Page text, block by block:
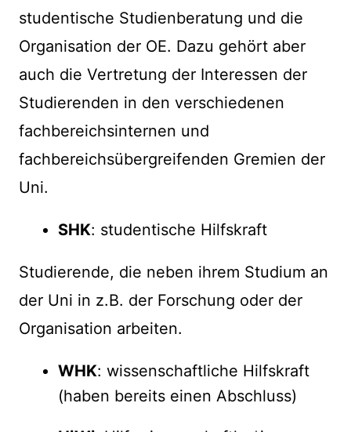
studentische Studienberatung und die
Organisation der OE. Dazu gehört aber
auch die Vertretung der Interessen der
Studierenden in den verschiedenen
fachbereichsinternen und
fachbereichsübergreifenden Gremien der
Uni.
SHK: studentische Hilfskraft
Studierende, die neben ihrem Studium an
der Uni in z.B. der Forschung oder der
Organisation arbeiten.
WHK: wissenschaftliche Hilfskraft
(haben bereits einen Abschluss)